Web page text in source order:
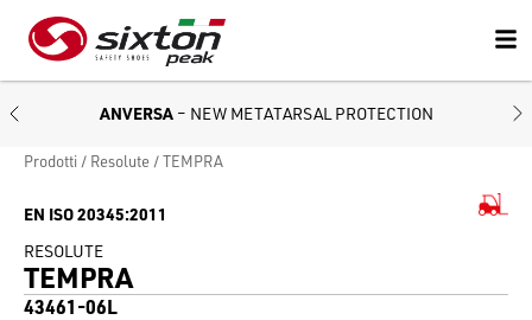
ANVERSA – NEW METATARSAL PROTECTION
Prodotti Resolute TEMPRA
EN ISO 20345:2011
RESOLUTE
TEMPRA
43461-06L